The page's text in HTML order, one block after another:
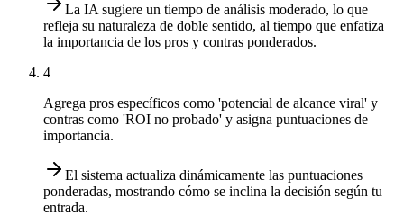
La IA sugiere un tiempo de análisis moderado, lo que
refleja su naturaleza de doble sentido, al tiempo que enfatiza
la importancia de los pros y contras ponderados.
4
Agrega pros específicos como 'potencial de alcance viral' y
contras como 'ROI no probado' y asigna puntuaciones de
importancia.
El sistema actualiza dinámicamente las puntuaciones
ponderadas, mostrando cómo se inclina la decisión según tu
entrada.